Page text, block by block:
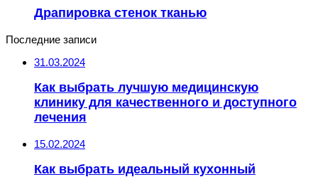
Драпировка стенок тканью
Последние записи
31.03.2024
Как выбрать лучшую медицинскую
клинику для качественного и доступного
лечения
15.02.2024
Как выбрать идеальный кухонный